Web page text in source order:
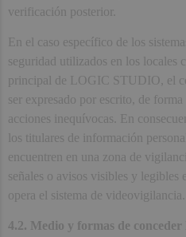
verificación posterior.
En el caso específico de los
seguridad utilizados en los locales
principal de LOGIC STUDIO, el
ser expresado por escrito, de
acciones inequívocas. En
los titulares de información
encuentren en una zona de
señales o avisos visibles y legibles
opera el sistema de videovigilancia.
4.2. Medio y formas de